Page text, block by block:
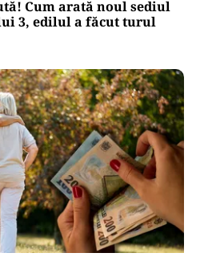
Cum arată noul sediul
3, edilul a făcut turul